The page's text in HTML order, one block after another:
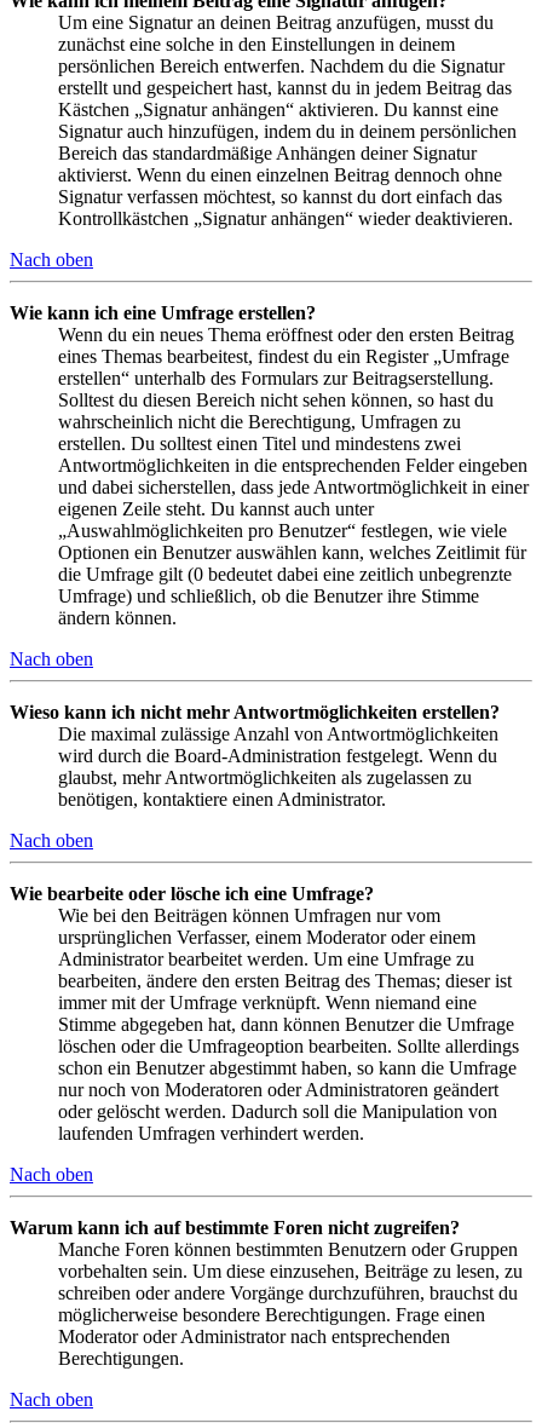
Um eine Signatur an deinen Beitrag anzufügen, musst du
zunächst eine solche in den Einstellungen in deinem
persönlichen Bereich entwerfen. Nachdem du die Signatur
erstellt und gespeichert hast, kannst du in jedem Beitrag das
Kästchen „Signatur anhängen“ aktivieren. Du kannst eine
Signatur auch hinzufügen, indem du in deinem persönlichen
Bereich das standardmäßige Anhängen deiner Signatur
aktivierst. Wenn du einen einzelnen Beitrag dennoch ohne
Signatur verfassen möchtest, so kannst du dort einfach das
Kontrollkästchen „Signatur anhängen“ wieder deaktivieren.
Nach oben
Wie kann ich eine Umfrage erstellen?
Wenn du ein neues Thema eröffnest oder den ersten Beitrag
eines Themas bearbeitest, findest du ein Register „Umfrage
erstellen“ unterhalb des Formulars zur Beitragserstellung.
Solltest du diesen Bereich nicht sehen können, so hast du
wahrscheinlich nicht die Berechtigung, Umfragen zu
erstellen. Du solltest einen Titel und mindestens zwei
Antwortmöglichkeiten in die entsprechenden Felder eingeben
und dabei sicherstellen, dass jede Antwortmöglichkeit in einer
eigenen Zeile steht. Du kannst auch unter
„Auswahlmöglichkeiten pro Benutzer“ festlegen, wie viele
Optionen ein Benutzer auswählen kann, welches Zeitlimit für
die Umfrage gilt (0 bedeutet dabei eine zeitlich unbegrenzte
Umfrage) und schließlich, ob die Benutzer ihre Stimme
ändern können.
Nach oben
Wieso kann ich nicht mehr Antwortmöglichkeiten erstellen?
Die maximal zulässige Anzahl von Antwortmöglichkeiten
wird durch die Board-Administration festgelegt. Wenn du
glaubst, mehr Antwortmöglichkeiten als zugelassen zu
benötigen, kontaktiere einen Administrator.
Nach oben
Wie bearbeite oder lösche ich eine Umfrage?
Wie bei den Beiträgen können Umfragen nur vom
ursprünglichen Verfasser, einem Moderator oder einem
Administrator bearbeitet werden. Um eine Umfrage zu
bearbeiten, ändere den ersten Beitrag des Themas; dieser ist
immer mit der Umfrage verknüpft. Wenn niemand eine
Stimme abgegeben hat, dann können Benutzer die Umfrage
löschen oder die Umfrageoption bearbeiten. Sollte allerdings
schon ein Benutzer abgestimmt haben, so kann die Umfrage
nur noch von Moderatoren oder Administratoren geändert
oder gelöscht werden. Dadurch soll die Manipulation von
laufenden Umfragen verhindert werden.
Nach oben
Warum kann ich auf bestimmte Foren nicht zugreifen?
Manche Foren können bestimmten Benutzern oder Gruppen
vorbehalten sein. Um diese einzusehen, Beiträge zu lesen, zu
schreiben oder andere Vorgänge durchzuführen, brauchst du
möglicherweise besondere Berechtigungen. Frage einen
Moderator oder Administrator nach entsprechenden
Berechtigungen.
Nach oben